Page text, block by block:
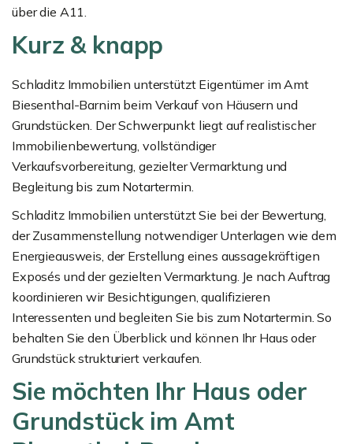
über die A11.
Kurz & knapp
Schladitz Immobilien unterstützt Eigentümer im Amt
Biesenthal-Barnim beim Verkauf von Häusern und
Grundstücken. Der Schwerpunkt liegt auf realistischer
Immobilienbewertung, vollständiger
Verkaufsvorbereitung, gezielter Vermarktung und
Begleitung bis zum Notartermin.
Schladitz Immobilien unterstützt Sie bei der Bewertung,
der Zusammenstellung notwendiger Unterlagen wie dem
Energieausweis, der Erstellung eines aussagekräftigen
Exposés und der gezielten Vermarktung. Je nach Auftrag
koordinieren wir Besichtigungen, qualifizieren
Interessenten und begleiten Sie bis zum Notartermin. So
behalten Sie den Überblick und können Ihr Haus oder
Grundstück strukturiert verkaufen.
Sie möchten Ihr Haus oder
Grundstück im Amt